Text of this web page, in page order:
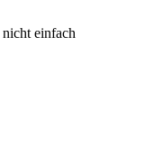
einfach